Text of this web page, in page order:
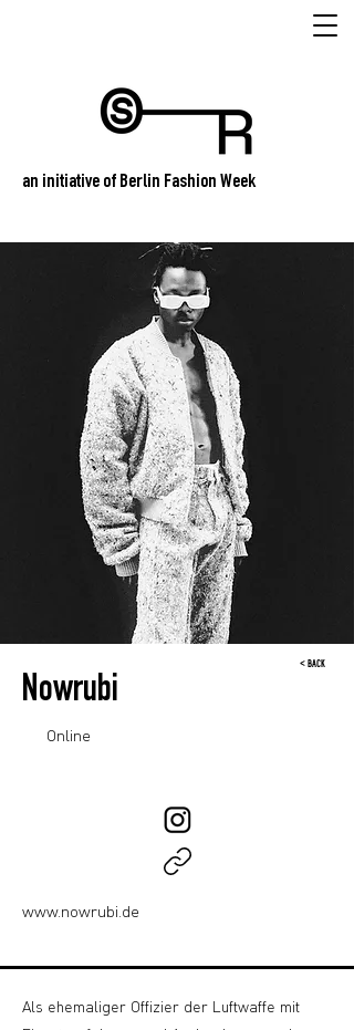
an initiative of Berlin Fashion Week
< BACK
Nowrubi
Online
www.nowrubi.de
Als ehemaliger Offizier der Luftwaffe mit